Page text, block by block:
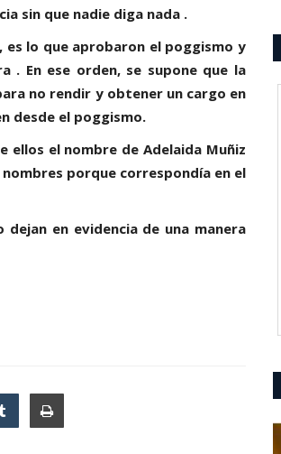
sin que nadie diga nada .
es lo que aprobaron el poggismo y
. En ese orden, se supone que la
no rendir y obtener un cargo en
desde el poggismo.
el nombre de Adelaida Muñiz
porque correspondía en el
en evidencia de una manera